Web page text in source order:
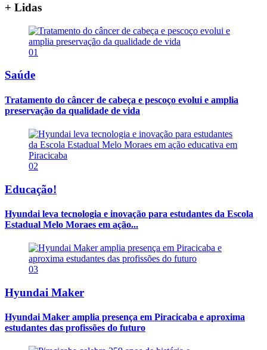
+ Lidas
01
Saúde
Tratamento do câncer de cabeça e pescoço evolui e amplia
preservação da qualidade de vida
02
Educação!
Hyundai leva tecnologia e inovação para estudantes da Escola
Estadual Melo Moraes em ação...
03
Hyundai Maker
Hyundai Maker amplia presença em Piracicaba e aproxima
estudantes das profissões do futuro